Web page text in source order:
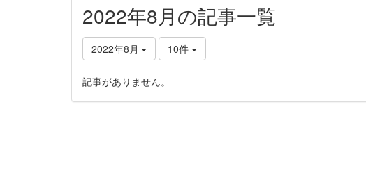
2022年8月の記事一覧
2022年8月 10件
記事がありません。